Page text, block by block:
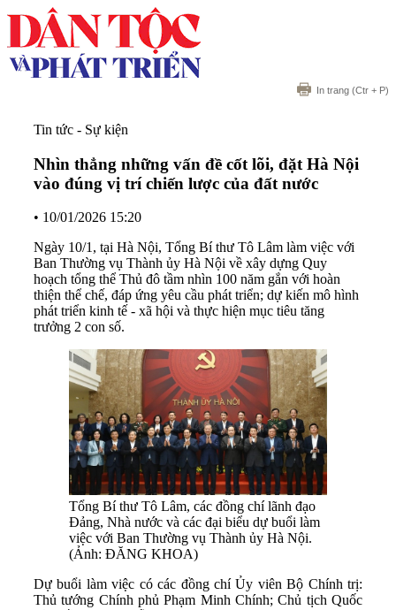
In trang (Ctr + P)
Tin tức - Sự kiện
Nhìn thẳng những vấn đề cốt lõi, đặt Hà Nội
vào đúng vị trí chiến lược của đất nước
• 10/01/2026 15:20
Ngày 10/1, tại Hà Nội, Tổng Bí thư Tô Lâm làm việc với
Ban Thường vụ Thành ủy Hà Nội về xây dựng Quy
hoạch tổng thể Thủ đô tầm nhìn 100 năm gắn với hoàn
thiện thể chế, đáp ứng yêu cầu phát triển; dự kiến mô hình
phát triển kinh tế - xã hội và thực hiện mục tiêu tăng
trưởng 2 con số.
Tổng Bí thư Tô Lâm, các đồng chí lãnh đạo
Đảng, Nhà nước và các đại biểu dự buổi làm
việc với Ban Thường vụ Thành ủy Hà Nội.
(Ảnh: ĐĂNG KHOA)
Dự buổi làm việc có các đồng chí Ủy viên Bộ Chính trị:
Thủ tướng Chính phủ Phạm Minh Chính; Chủ tịch Quốc